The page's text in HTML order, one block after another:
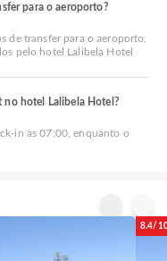
para o aeroporto?
de transfer para o aeroporto,
pelo hotel Lalibela Hotel
no hotel Lalibela Hotel?
in às 07:00, enquanto o
8.4/